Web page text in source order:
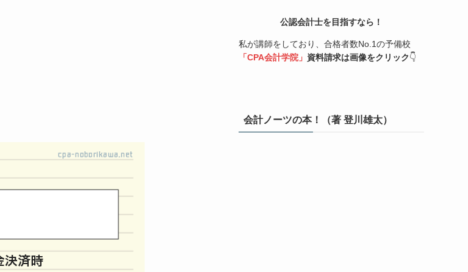
公認会計士を目指すなら！
私が講師をしており、合格者数No.1の予備校
「CPA会計学院」 資料請求は画像をクリック👇
会計ノーツの本！（著 登川雄太）